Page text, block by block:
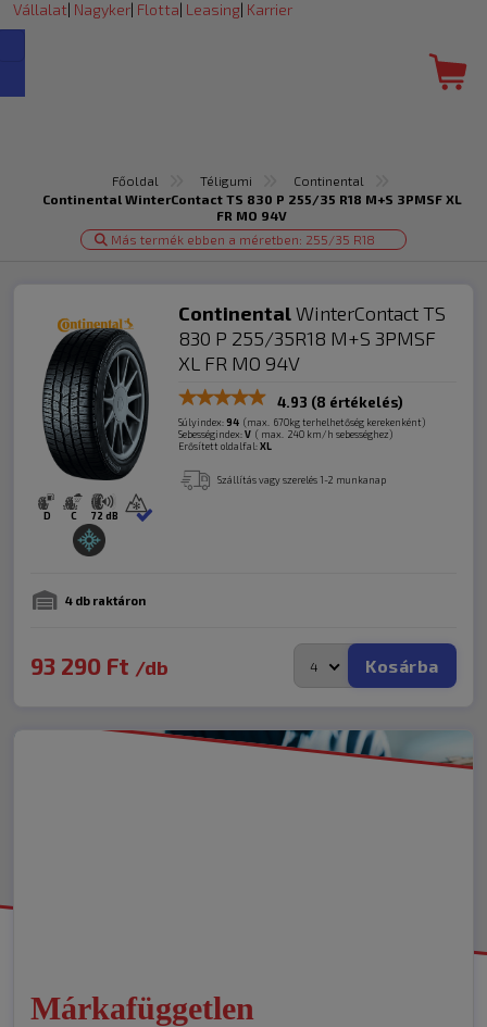
Vállalat| Nagyker| Flotta| Leasing| Karrier
Főoldal Téligumi
Continental
Continental WinterContact TS 830 P 255/35 R18 M+S 3PMSF XL
FR MO 94V
Más termék ebben a méretben: 255/35 R18
D C 72 dB
ContinentalWinterContact TS
830 P 255/35R18 M+S 3PMSF
XL FR MO 94V
4.93 (8 értékelés)
Súlyindex:94 (max. 670kg terhelhetőség kerekenként)
Sebességindex:V ( max. 240 km/h sebességhez)
Erősített oldalfal:XL
Szállítás vagy szerelés 1-2 munkanap
4 db raktáron
Kosárba
93 290 Ft /db
Márkafüggetlen